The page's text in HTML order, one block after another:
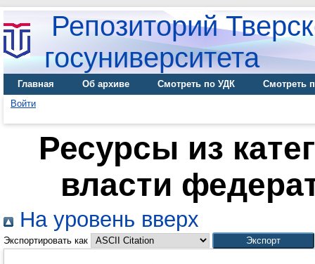
Репозиторий
госуниверситета
Главная Об архиве Смотреть по УДК
Смотреть
Войти
Ресурсы из
власти
На уровень вверх
Экспортировать как